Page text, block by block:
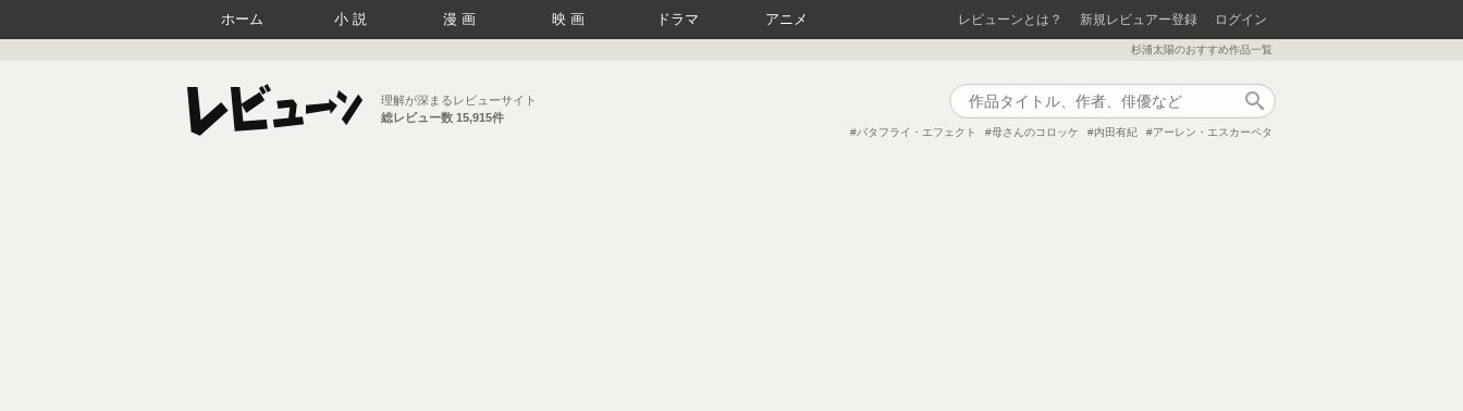
ホーム 小説 漫画 映画 ドラマ アニメ レビューンとは？ 新規レビュアー登録 ログイン
杉浦太陽のおすすめ作品一覧
理解が深まるレビューサイト
総レビュー数 15,915件
バタフライ・エフェクト 母さんのコロッケ 内田有紀 アーレン・エスカーペタ